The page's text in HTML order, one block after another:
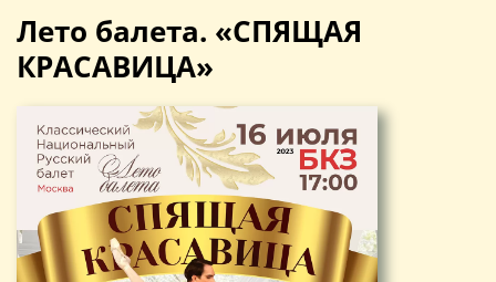
Лето балета. «СПЯЩАЯ
КРАСАВИЦА»